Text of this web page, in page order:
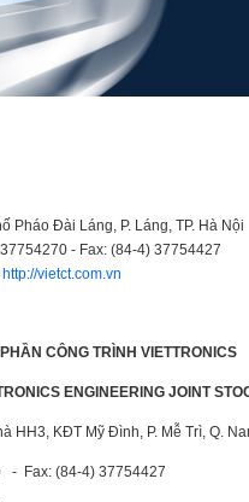
Pháo Đài Láng, P. Láng, TP. Hà Nội
- Fax: (84-4) 37754427
http://vietct.com.vn
CÔNG TRÌNH VIETTRONICS
ENGINEERING JOINT
HH3, KĐT Mỹ Đình, P. Mễ Trì, Q.
- Fax: (84-4) 37754427